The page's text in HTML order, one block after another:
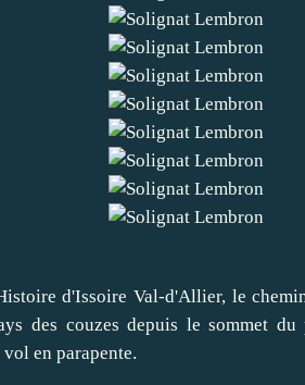
d'Issoire Val-d'Allier, le
des couzes depuis le sommet
en parapente.